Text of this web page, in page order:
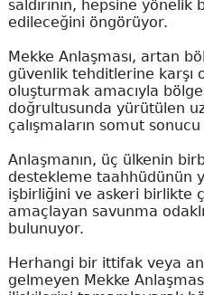
saldırının, hepsine yönelik
edileceğini öngörüyor.
Mekke Anlaşması, artan
güvenlik tehditlerine karşı
oluşturmak amacıyla
doğrultusunda yürütülen
çalışmaların somut
Anlaşmanın, üç ülkenin
destekleme taahhüdünün
işbirliğini ve askeri birlikte
amaçlayan savunma
bulunuyor.
Herhangi bir ittifak veya
gelmeyen Mekke